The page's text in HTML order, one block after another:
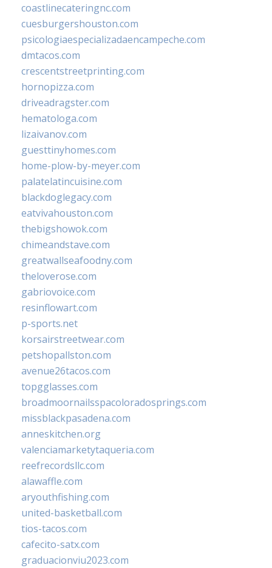
coastlinecateringnc.com
cuesburgershouston.com
psicologiaespecializadaencampeche.com
dmtacos.com
crescentstreetprinting.com
hornopizza.com
driveadragster.com
hematologa.com
lizaivanov.com
guesttinyhomes.com
home-plow-by-meyer.com
palatelatincuisine.com
blackdoglegacy.com
eatvivahouston.com
thebigshowok.com
chimeandstave.com
greatwallseafoodny.com
theloverose.com
gabriovoice.com
resinflowart.com
p-sports.net
korsairstreetwear.com
petshopallston.com
avenue26tacos.com
topgglasses.com
broadmoornailsspacoloradosprings.com
missblackpasadena.com
anneskitchen.org
valenciamarketytaqueria.com
reefrecordsllc.com
alawaffle.com
aryouthfishing.com
united-basketball.com
tios-tacos.com
cafecito-satx.com
graduacionviu2023.com